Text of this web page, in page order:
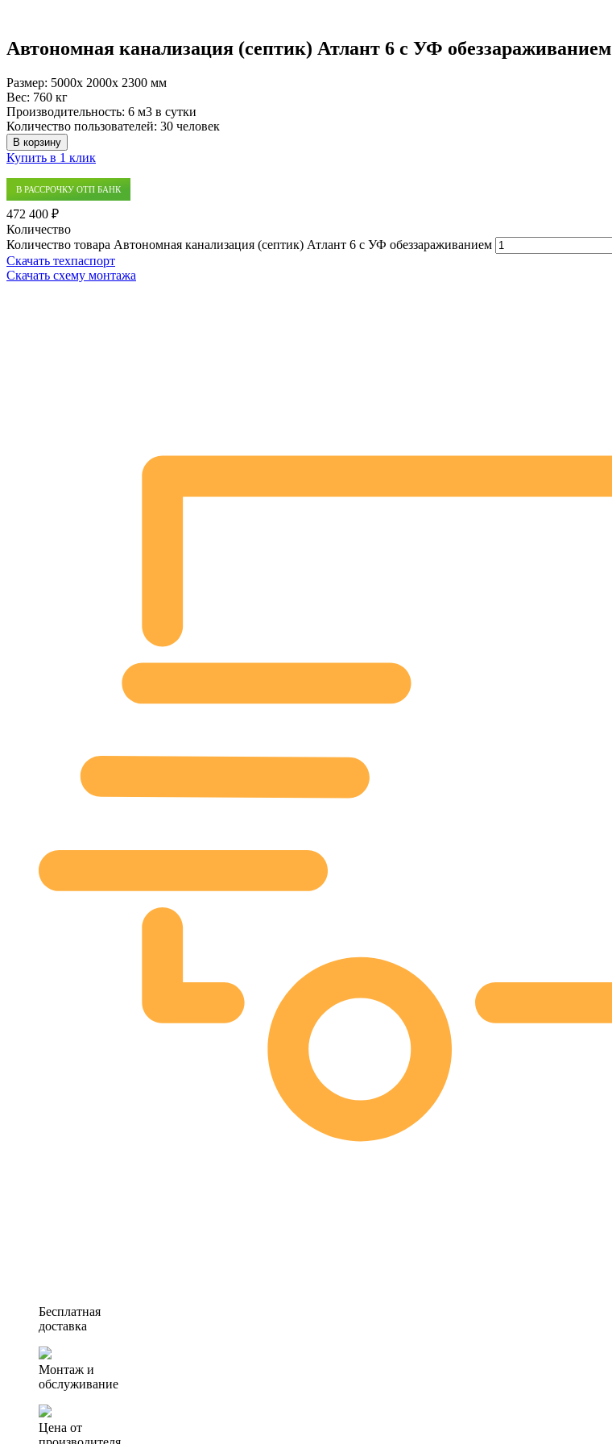
Автономная канализация (септик) Атлант 6 с УФ обеззараживанием
Размер: 5000x 2000x 2300 мм
Вес: 760 кг
Производительность: 6 м3 в сутки
Количество пользователей: 30 человек
В корзину
Купить в 1 клик
В РАССРОЧКУ ОТП БАНК
472 400 ₽
Количество
Количество товара Автономная канализация (септик) Атлант 6 с УФ обеззараживанием
Скачать техпаспорт
Скачать схему монтажа
Бесплатная
доставка
Монтаж и
обслуживание
Цена от